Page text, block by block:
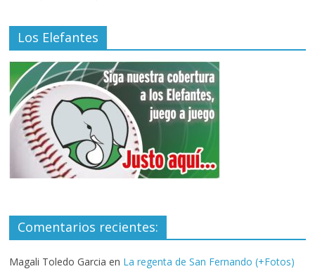
Los Elefantes
Comentarios recientes:
Magali Toledo Garcia en La regenta de San Fernando (+Fotos)